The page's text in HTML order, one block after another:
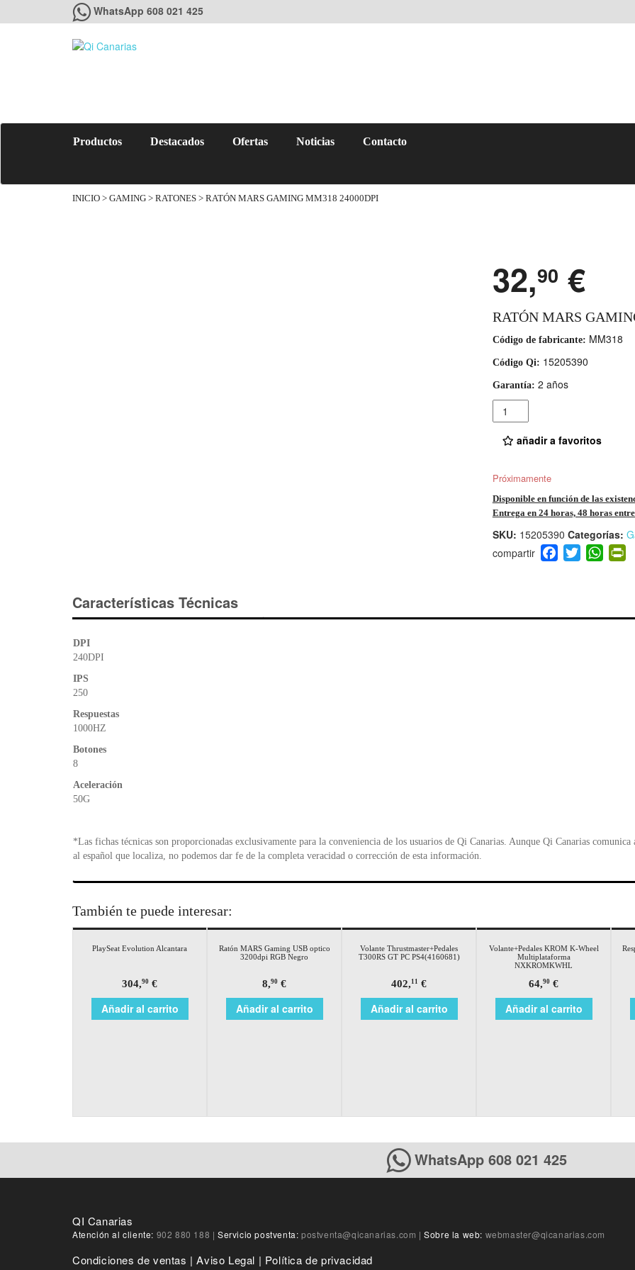
WhatsApp 608 021 425
Productos Destacados Ofertas Noticias Contacto
INICIO > GAMING > RATONES > RATÓN MARS GAMING MM318 24000DPI
32,90 €
RATÓN MARS
Código de fabricante: MM318
Código Qi: 15205390
Garantía: 2 años
Cantidad
añadir a favoritos
Próximamente
Disponible en función de las
Entrega en 24 horas, 48 horas
SKU: 15205390 Categorías:
F
a
b
T
wi
W
h
A
Pr
in
e
Características Técnicas
DPI
240DPI
IPS
250
Respuestas
1000HZ
Botones
8
Aceleración
50G
*Las fichas técnicas son proporcionadas exclusivamente para la conveniencia de los usuarios de Qi Canarias. Aunque Qi Canarias
al español que localiza, no podemos dar fe de la completa veracidad o corrección de esta información.
También te puede interesar:
PlaySeat Evolution Alcantara
304,90 €
Añadir al carrito
Ratón MARS Gaming USB optico
3200dpi RGB Negro
8,90 €
Añadir al carrito
Volante Thrustmaster+Pedales
T300RS GT PC PS4(4160681)
402,11 €
Añadir al carrito
Volante+Pedales KROM K-Wheel
Multiplataforma
NXKROMKWHL
64,90 €
Añadir al carrito
WhatsApp 608 021 425
QI Canarias
Atención al cliente: 902 880 188 | Servicio postventa:postventa@qicanarias.com | Sobre la web: webmaster@qicanarias.com
Condiciones de ventas |Aviso Legal | Política de privacidad